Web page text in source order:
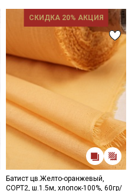
СКИДКА 20% АКЦИЯ
Батист цв.Желто-оранжевый,
СОРТ2, ш.1.5м, хлопок-100%, 60гр/